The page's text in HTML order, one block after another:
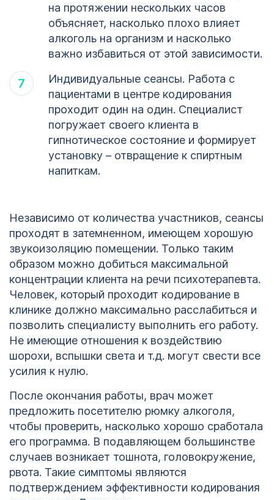
на протяжении нескольких часов
объясняет, насколько плохо влияет
алкоголь на организм и насколько
важно избавиться от этой зависимости.
Индивидуальные сеансы. Работа с
пациентами в центре кодирования
проходит один на один. Специалист
погружает своего клиента в
гипнотическое состояние и формирует
установку – отвращение к спиртным
напиткам.
Независимо от количества участников, сеансы
проходят в затемненном, имеющем хорошую
звукоизоляцию помещении. Только таким
образом можно добиться максимальной
концентрации клиента на речи психотерапевта.
Человек, который проходит кодирование в
клинике должно максимально расслабиться и
позволить специалисту выполнить его работу.
Не имеющие отношения к воздействию
шорохи, вспышки света и т.д. могут свести все
усилия к нулю.
После окончания работы, врач может
предложить посетителю рюмку алкоголя,
чтобы проверить, насколько хорошо сработала
его программа. В подавляющем большинстве
случаев возникает тошнота, головокружение,
рвота. Такие симптомы являются
подтверждением эффективности кодирования